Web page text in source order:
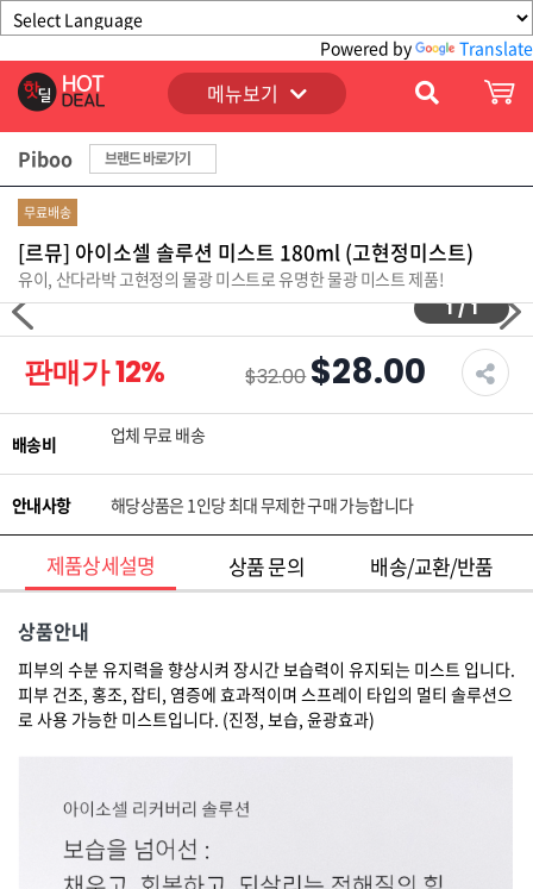
Powered by Translate
메뉴보기
Piboo 브랜드 바로가기
무료배송
[르뮤] 아이소셀 솔루션 미스트 180ml (고현정미스트)
유이, 산다라박 고현정의 물광 미스트로 유명한 물광 미스트 제품!
1 / 1
판매가12% $32.00 $28.00
배송비 업체 무료 배송
안내사항 해당상품은 1인당 최대 무제한 구매 가능합니다
제품상세설명 상품 문의 배송/교환/반품
상품안내
피부의 수분 유지력을 향상시켜 장시간 보습력이 유지되는 미스트 입니다.
피부 건조, 홍조, 잡티, 염증에 효과적이며 스프레이 타입의 멀티 솔루션으
로 사용 가능한 미스트입니다. (진정, 보습, 윤광효과)